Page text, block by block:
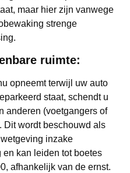
maar hier zijn vanwege
strenge
ruimte:
opneemt terwijl uw auto
staat, schendt u
anderen (voetgangers of
Dit wordt beschouwd als
inzake
kan leiden tot boetes
afhankelijk van de ernst.